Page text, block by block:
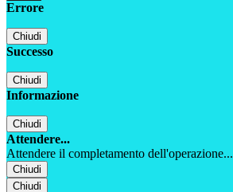
Errore
Chiudi
Successo
Chiudi
Informazione
Chiudi
Attendere...
Attendere il completamento dell'operazione...
Chiudi
Chiudi